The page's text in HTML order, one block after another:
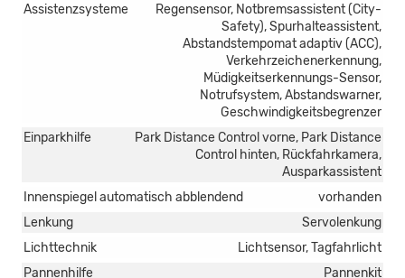
Assistenzsysteme
Regensensor, Notbremsassistent (City-
Safety), Spurhalteassistent,
Abstandstempomat adaptiv (ACC),
Verkehrzeichenerkennung,
Müdigkeitserkennungs-Sensor,
Notrufsystem, Abstandswarner,
Geschwindigkeitsbegrenzer
Einparkhilfe
Park Distance Control vorne, Park Distance
Control hinten, Rückfahrkamera,
Ausparkassistent
Innenspiegel automatisch abblendend
vorhanden
Lenkung
Servolenkung
Lichttechnik
Lichtsensor, Tagfahrlicht
Pannenhilfe
Pannenkit